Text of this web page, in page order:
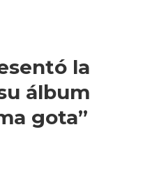
la
álbum
gota”